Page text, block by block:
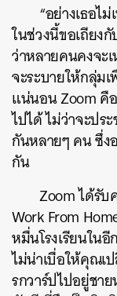
“อย่างเธอไ
ในช่วงนี้ขอเถียง
ว่าหลายคนคงจะ
จะระบายให้กลุ่ม
แน่นอน Zoom คื
ไปได้ ไม่ว่าจะป
กันหลายๆ คน ซึ่ง
กัน
Zoom ได้รั
Work From
หมื่นโรงเรียนใน
ไม่น่าเบื่อให้คุณ
รกวาร์ปไปอยู่ชา